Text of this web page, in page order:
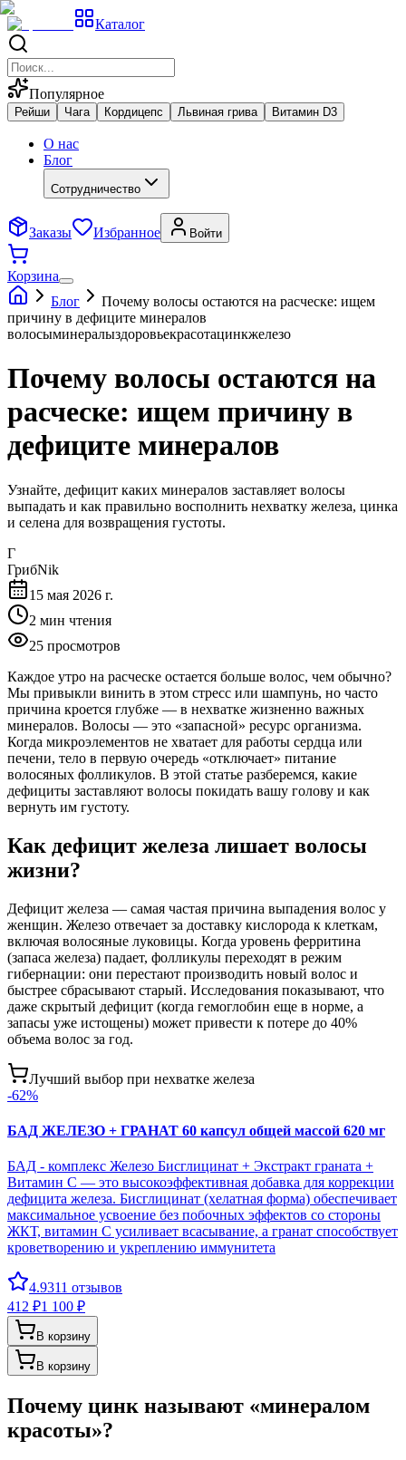
Каталог
Популярное
Рейши Чага Кордицепс Львиная грива Витамин D3
О нас
Блог
Сотрудничество
Заказы Избранное Войти
Корзина
Блог
Почему волосы остаются на расческе: ищем
причину в дефиците минералов
волосыминералыздоровьекрасотацинкжелезо
Почему волосы остаются на
расческе: ищем причину в
дефиците минералов
Узнайте, дефицит каких минералов заставляет волосы
выпадать и как правильно восполнить нехватку железа, цинка
и селена для возвращения густоты.
Г
ГрибNik
15 мая 2026 г.
2 мин чтения
25 просмотров
Каждое утро на расческе остается больше волос, чем обычно?
Мы привыкли винить в этом стресс или шампунь, но часто
причина кроется глубже — в нехватке жизненно важных
минералов. Волосы — это «запасной» ресурс организма.
Когда микроэлементов не хватает для работы сердца или
печени, тело в первую очередь «отключает» питание
волосяных фолликулов. В этой статье разберемся, какие
дефициты заставляют волосы покидать вашу голову и как
вернуть им густоту.
Как дефицит железа лишает волосы
жизни?
Дефицит железа — самая частая причина выпадения волос у
женщин. Железо отвечает за доставку кислорода к клеткам,
включая волосяные луковицы. Когда уровень ферритина
(запаса железа) падает, фолликулы переходят в режим
гибернации: они перестают производить новый волос и
быстрее сбрасывают старый. Исследования показывают, что
даже скрытый дефицит (когда гемоглобин еще в норме, а
запасы уже истощены) может привести к потере до 40%
объема волос за год.
Лучший выбор при нехватке железа
-62%
БАД ЖЕЛЕЗО + ГРАНАТ 60 капсул общей массой 620 мг
БАД - комплекс Железо Бисглицинат + Экстракт граната +
Витамин С — это высокоэффективная добавка для коррекции
дефицита железа. Бисглицинат (хелатная форма) обеспечивает
максимальное усвоение без побочных эффектов со стороны
ЖКТ, витамин С усиливает всасывание, а гранат способствует
кроветворению и укреплению иммунитета
4.9311 отзывов
412 ₽1 100 ₽
В корзину
В корзину
Почему цинк называют «минералом
красоты»?